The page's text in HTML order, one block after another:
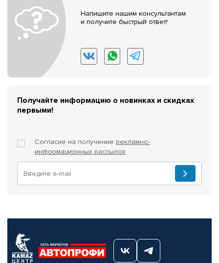
Напишите нашим консультантам
и получите быстрый ответ!
Получайте информацию о новинках и скидках
первыми!
Согласие на получение рекламно-
информационных рассылок